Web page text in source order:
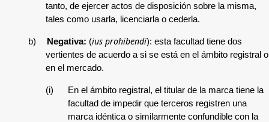
tanto, de ejercer actos de disposición sobre la misma,
tales como usarla, licenciarla o cederla.
b) Negativa: (ius prohibendi): esta facultad tiene dos
vertientes de acuerdo a si se está en el ámbito registral o
en el mercado.
(i)
En el ámbito registral, el titular de la marca tiene la
facultad de impedir que terceros registren una
marca idéntica o similarmente confundible con la